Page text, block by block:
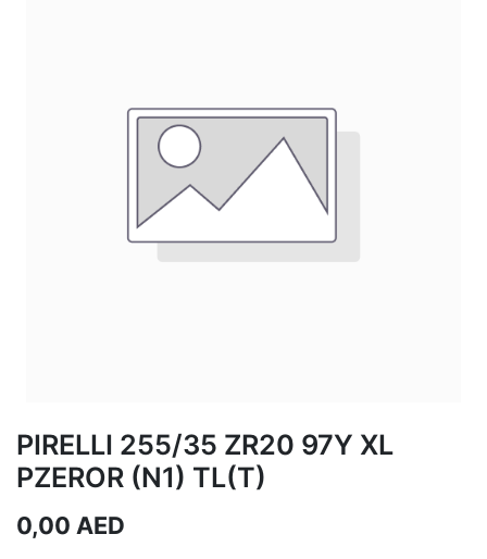
PIRELLI 255/35 ZR20 97Y XL
PZEROR (N1) TL(T)
0,00 AED